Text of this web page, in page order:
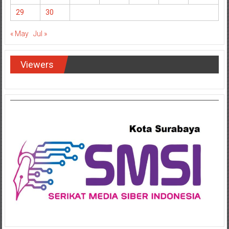
29
30
« May Jul »
Viewers